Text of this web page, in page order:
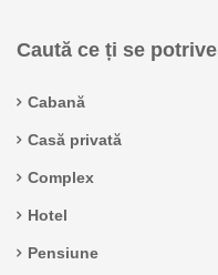
Caută ce ți se
Cabană
Casă privată
Complex
Hotel
Pensiune